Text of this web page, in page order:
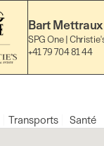
Bart Mettraux
SPG One |
+41 79 704 81 44
Transports Santé